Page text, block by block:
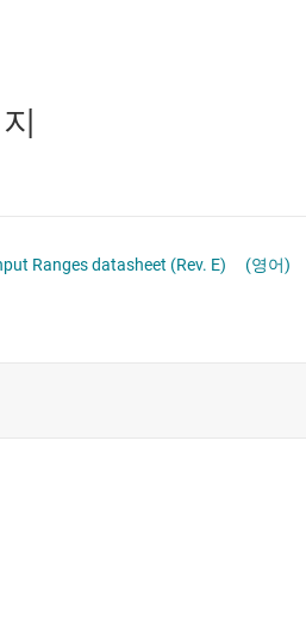
16-Bit, High-Speed, Single-Supply, SAR ADC Data Acquisition System With Programmable, Bipolar Input Ranges datasheet (Rev. E) (영어)